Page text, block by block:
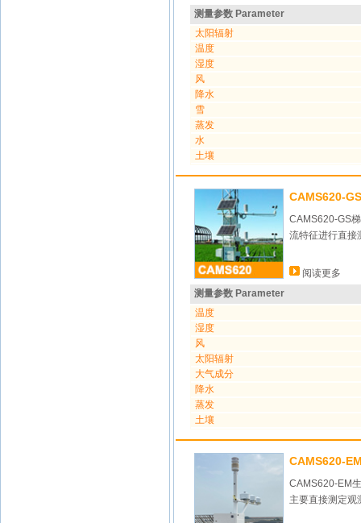
测量参数 Parameter
太阳辐射
温度
湿度
风
降水
雪
蒸发
水
土壤
CAMS620-
CAMS620-GS
流特征进行直接
阅读更多
测量参数 Parameter
温度
湿度
风
太阳辐射
大气成分
降水
蒸发
土壤
CAMS620-
CAMS620-EM
主要直接测定观